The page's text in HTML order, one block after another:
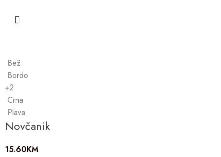
Bež
Bordo
+2
Crna
Plava
Novčanik
15.60KM